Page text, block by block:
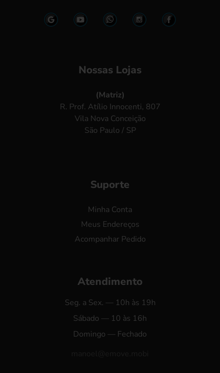
Nossas Lojas
(Matriz)
R. Prof. Atílio Innocenti, 807
Vila Nova Conceição
São Paulo / SP
Suporte
Minha Conta
Meus Endereços
Acompanhar Pedido
Atendimento
Seg. a Sex. — 10h às 19h
Sábado — 10 às 16h
Domingo — Fechado